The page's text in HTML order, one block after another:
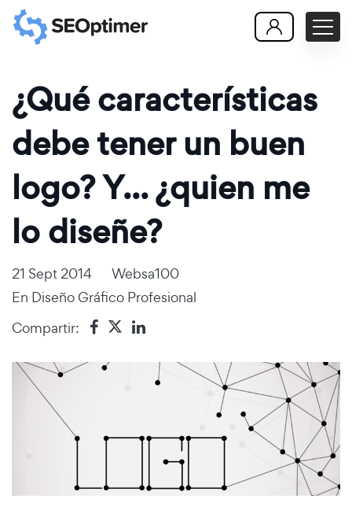
¿Qué características
debe tener un buen
logo? Y... ¿quien me
lo diseñe?
21 Sept 2014
Websa100
En Diseño Gráfico Profesional
Compartir: